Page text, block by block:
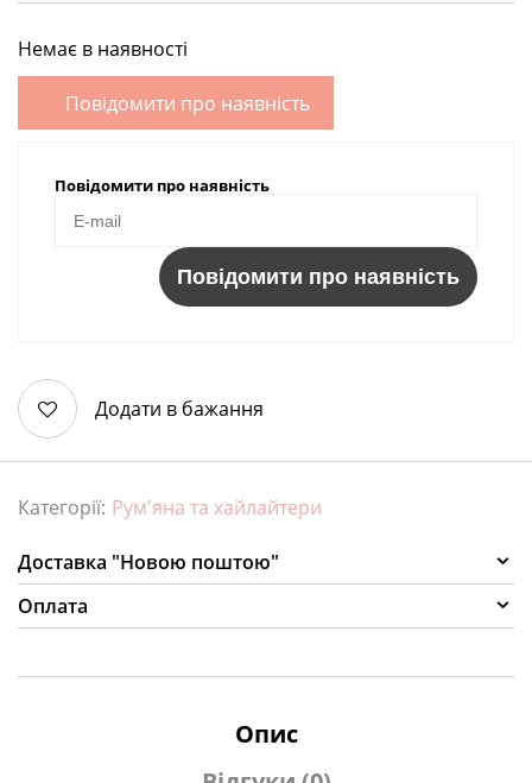
Немає в наявності
Повідомити про наявність
Повідомити про наявність
Повідомити про наявність
Додати в бажання
Категорії: Рум'яна та хайлайтери
Доставка "Новою поштою"
Оплата
Опис